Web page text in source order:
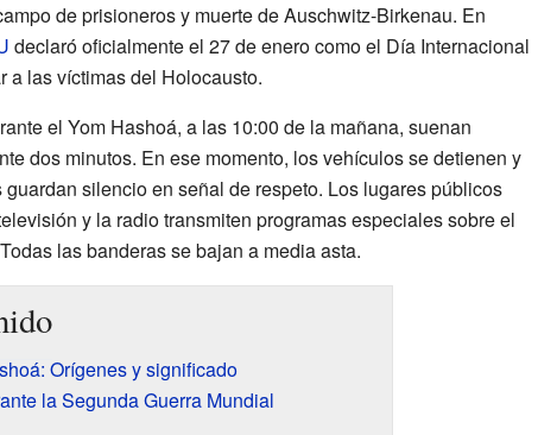
de prisioneros y muerte de Auschwitz-Birkenau. En
declaró oficialmente el 27 de enero como el Día Internacional
a las víctimas del Holocausto.
el Yom Hashoá, a las 10:00 de la mañana, suenan
dos minutos. En ese momento, los vehículos se detienen y
guardan silencio en señal de respeto. Los lugares públicos
y la radio transmiten programas especiales sobre el
las banderas se bajan a media asta.
Orígenes y significado
la Segunda Guerra Mundial